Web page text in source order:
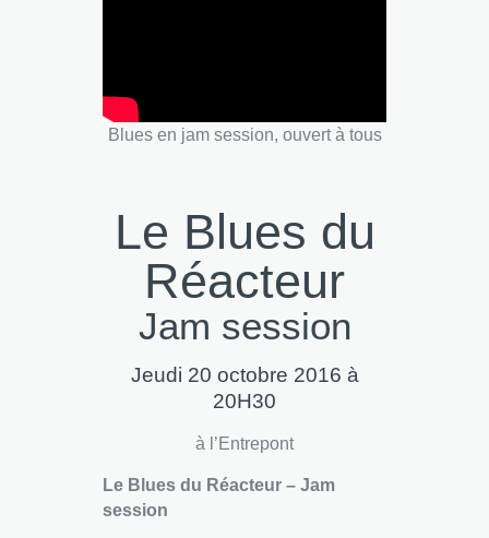
Blues en jam session, ouvert à tous
Le Blues du
Réacteur
Jam session
Jeudi 20 octobre 2016 à
20H30
à l’Entrepont
Le Blues du Réacteur – Jam
session